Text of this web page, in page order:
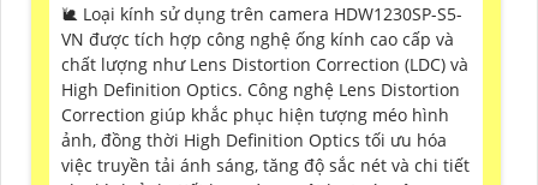
🐌 Loại kính sử dụng trên camera HDW1230SP-S5-
VN được tích hợp công nghệ ống kính cao cấp và
chất lượng như Lens Distortion Correction (LDC) và
High Definition Optics. Công nghệ Lens Distortion
Correction giúp khắc phục hiện tượng méo hình
ảnh, đồng thời High Definition Optics tối ưu hóa
việc truyền tải ánh sáng, tăng độ sắc nét và chi tiết